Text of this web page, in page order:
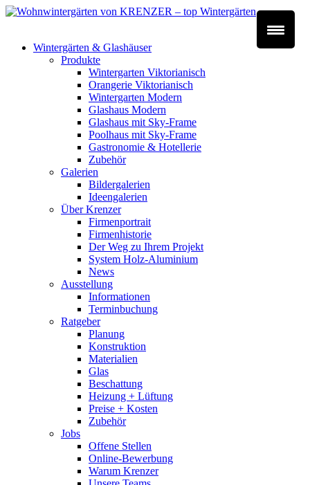
Wintergärten & Glashäuser
Produkte
Wintergarten Viktorianisch
Orangerie Viktorianisch
Wintergarten Modern
Glashaus Modern
Glashaus mit Sky-Frame
Poolhaus mit Sky-Frame
Gastronomie & Hotellerie
Zubehör
Galerien
Bildergalerien
Ideengalerien
Über Krenzer
Firmenportrait
Firmenhistorie
Der Weg zu Ihrem Projekt
System Holz-Aluminium
News
Ausstellung
Informationen
Terminbuchung
Ratgeber
Planung
Konstruktion
Materialien
Glas
Beschattung
Heizung + Lüftung
Preise + Kosten
Zubehör
Jobs
Offene Stellen
Online-Bewerbung
Warum Krenzer